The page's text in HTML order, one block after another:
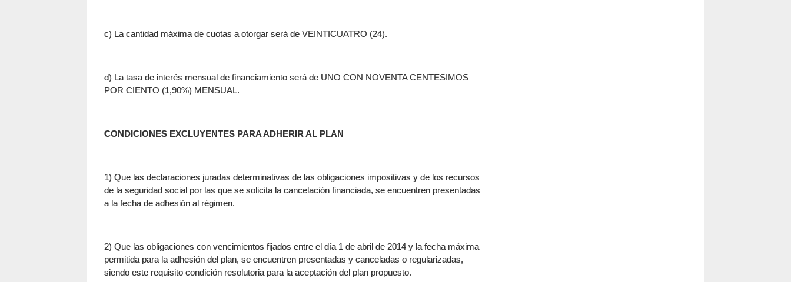
c) La cantidad máxima de cuotas a otorgar será de VEINTICUATRO (24).
d) La tasa de interés mensual de financiamiento será de UNO CON NOVENTA CENTESIMOS
POR CIENTO (1,90%) MENSUAL.
CONDICIONES EXCLUYENTES PARA ADHERIR AL PLAN
1) Que las declaraciones juradas determinativas de las obligaciones impositivas y de los recursos
de la seguridad social por las que se solicita la cancelación financiada, se encuentren presentadas
a la fecha de adhesión al régimen.
2) Que las obligaciones con vencimientos fijados entre el día 1 de abril de 2014 y la fecha máxima
permitida para la adhesión del plan, se encuentren presentadas y canceladas o regularizadas,
siendo este requisito condición resolutoria para la aceptación del plan propuesto.